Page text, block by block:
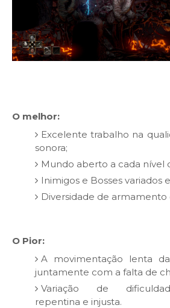
O melhor:
Excelente trabalho na
sonora;
Mundo aberto a cada nível
Inimigos e Bosses variados
Diversidade de armamento
O Pior:
A movimentação lenta
juntamente com a falta de
Variação de
repentina e injusta.